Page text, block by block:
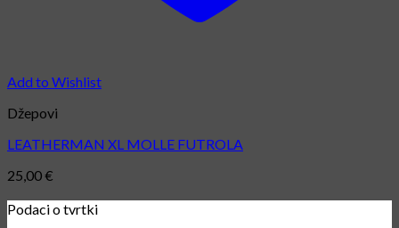
Add to Wishlist
Džepovi
LEATHERMAN XL MOLLE FUTROLA
25,00€
Podaci o tvrtki